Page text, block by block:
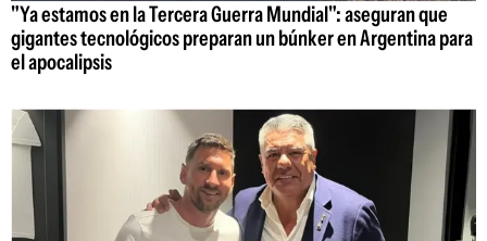
"Ya estamos en la Tercera Guerra Mundial": aseguran que
gigantes tecnológicos preparan un búnker en Argentina para
el apocalipsis